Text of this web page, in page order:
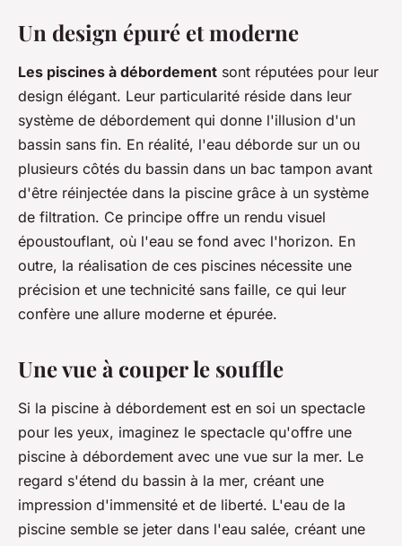
Un design épuré et moderne
Les piscines à débordement sont réputées pour leur
design élégant. Leur particularité réside dans leur
système de débordement qui donne l'illusion d'un
bassin sans fin. En réalité, l'eau déborde sur un ou
plusieurs côtés du bassin dans un bac tampon avant
d'être réinjectée dans la piscine grâce à un système
de filtration. Ce principe offre un rendu visuel
époustouflant, où l'eau se fond avec l'horizon. En
outre, la réalisation de ces piscines nécessite une
précision et une technicité sans faille, ce qui leur
confère une allure moderne et épurée.
Une vue à couper le souffle
Si la piscine à débordement est en soi un spectacle
pour les yeux, imaginez le spectacle qu'offre une
piscine à débordement avec une vue sur la mer. Le
regard s'étend du bassin à la mer, créant une
impression d'immensité et de liberté. L'eau de la
piscine semble se jeter dans l'eau salée, créant une